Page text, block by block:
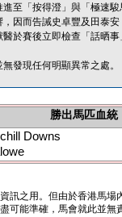
進至「按得澄」與「極速
因而告誡史卓豐及田泰
於賽後立即檢查「話晒
發現任何明顯異常之處。
勝出馬匹血統
Downs
訊之用。但由於香港馬
可能準確，馬會就此並